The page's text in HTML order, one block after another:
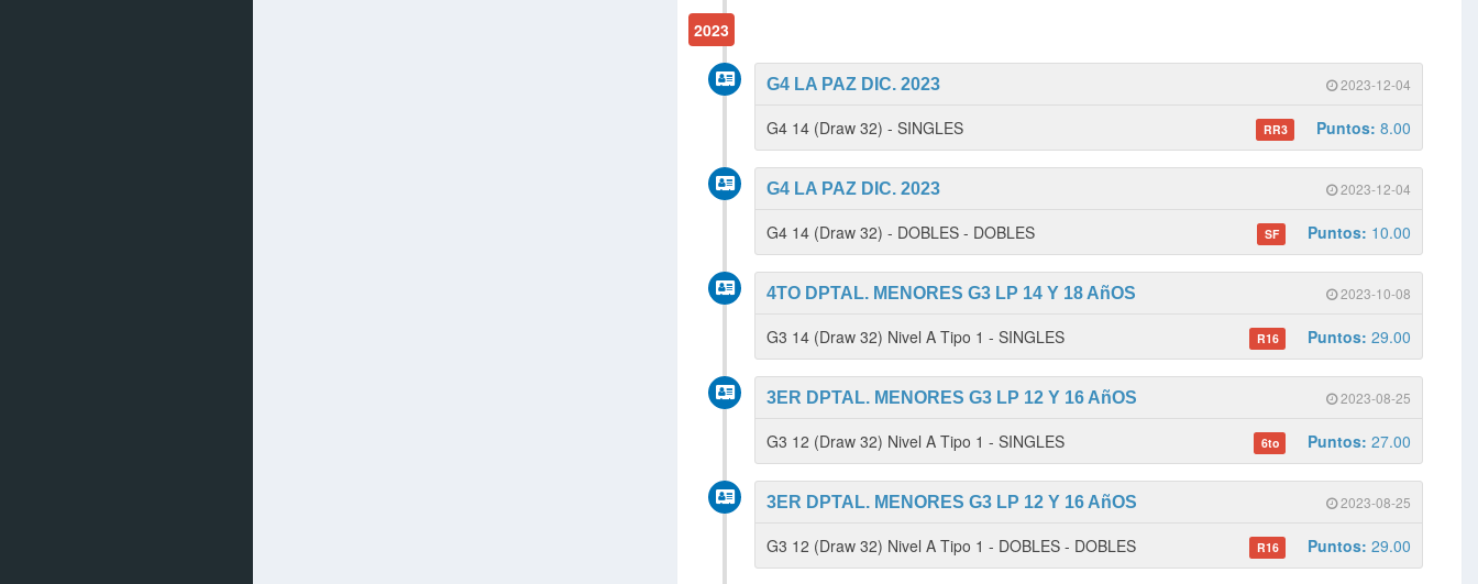
2023
2023-12-04
G4 LA PAZ DIC. 2023
G4 14 (Draw 32) - SINGLES RR3 Puntos: 8.00
2023-12-04
G4 LA PAZ DIC. 2023
G4 14 (Draw 32) - DOBLES - DOBLES SF Puntos: 10.00
2023-10-08
4TO DPTAL. MENORES G3 LP 14 Y 18 AñOS
G3 14 (Draw 32) Nivel A Tipo 1 - SINGLES R16 Puntos: 29.00
2023-08-25
3ER DPTAL. MENORES G3 LP 12 Y 16 AñOS
G3 12 (Draw 32) Nivel A Tipo 1 - SINGLES 6to Puntos: 27.00
2023-08-25
3ER DPTAL. MENORES G3 LP 12 Y 16 AñOS
G3 12 (Draw 32) Nivel A Tipo 1 - DOBLES - DOBLES R16 Puntos: 29.00